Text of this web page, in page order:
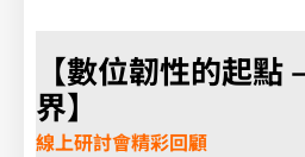
【數位韌性的起點
界】
線上研討會精彩回顧